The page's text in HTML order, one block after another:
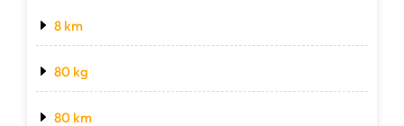
8 km
80 kg
80 km